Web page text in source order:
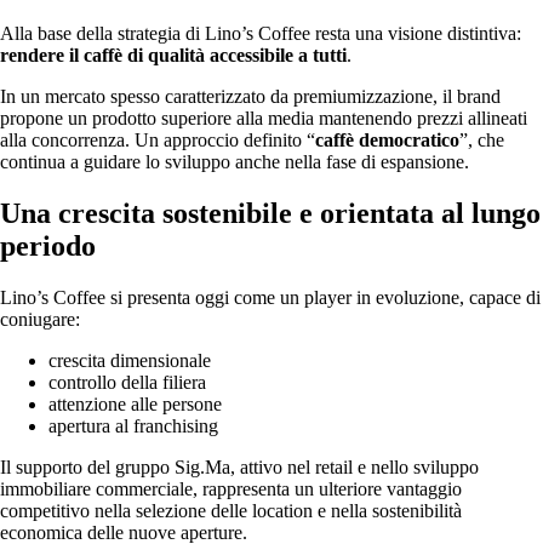
Alla base della strategia di Lino’s Coffee resta una visione distintiva:
rendere il caffè di qualità accessibile a tutti.
In un mercato spesso caratterizzato da premiumizzazione, il brand
propone un prodotto superiore alla media mantenendo prezzi allineati
alla concorrenza. Un approccio definito “caffè democratico”, che
continua a guidare lo sviluppo anche nella fase di espansione.
Una crescita sostenibile e orientata al lungo
periodo
Lino’s Coffee si presenta oggi come un player in evoluzione, capace di
coniugare:
crescita dimensionale
controllo della filiera
attenzione alle persone
apertura al franchising
Il supporto del gruppo Sig.Ma, attivo nel retail e nello sviluppo
immobiliare commerciale, rappresenta un ulteriore vantaggio
competitivo nella selezione delle location e nella sostenibilità
economica delle nuove aperture.